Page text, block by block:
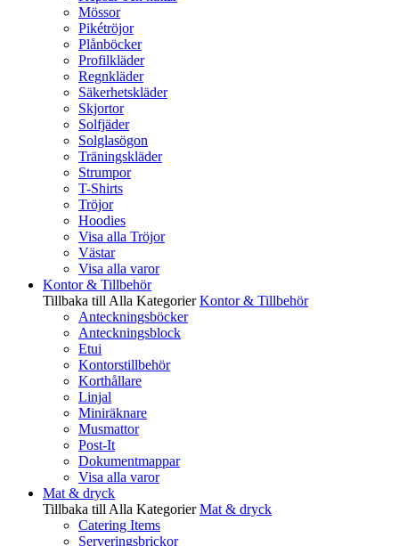
Mössor
Pikétröjor
Plånböcker
Profilkläder
Regnkläder
Säkerhetskläder
Skjortor
Solfjäder
Solglasögon
Träningskläder
Strumpor
T-Shirts
Tröjor
Hoodies
Visa alla Tröjor
Västar
Visa alla varor
Kontor & Tillbehör
Tillbaka till Alla Kategorier Kontor & Tillbehör
Anteckningsböcker
Anteckningsblock
Etui
Kontorstillbehör
Korthållare
Linjal
Miniräknare
Musmattor
Post-It
Dokumentmappar
Visa alla varor
Mat & dryck
Tillbaka till Alla Kategorier Mat & dryck
Catering Items
Serveringsbrickor